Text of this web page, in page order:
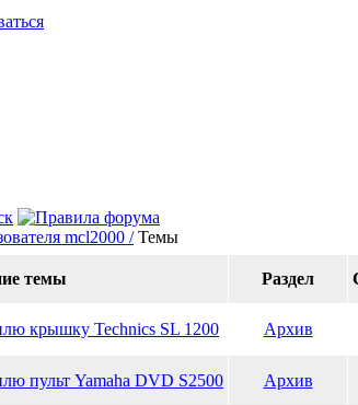
mcl2000 / Темы
темы Раздел
крышку Technics SL 1200 Архив
пульт Yamaha DVD S2500 Архив